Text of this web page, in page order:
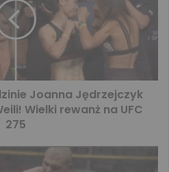
Joanna Jędrzejczyk
Wielki rewanż na UFC
275